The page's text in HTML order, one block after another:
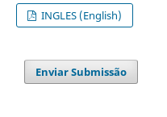
INGLES (English)
Enviar Submissão